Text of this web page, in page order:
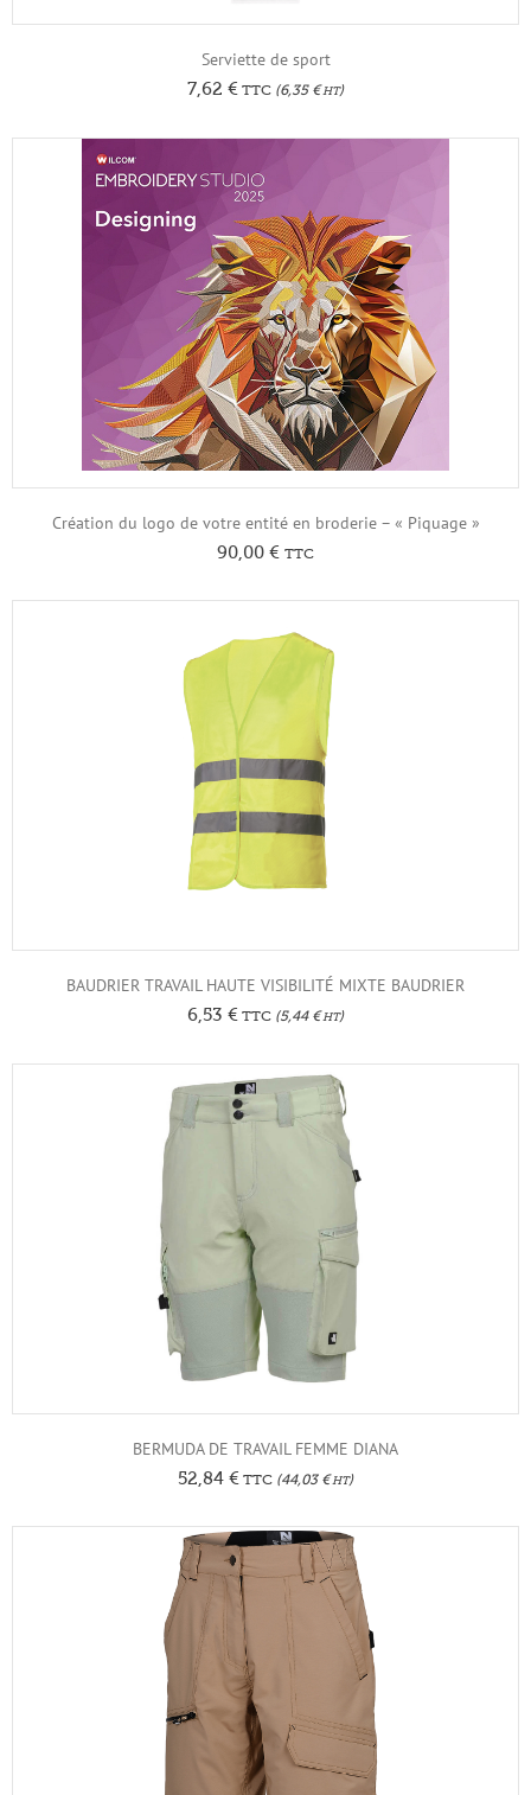
Serviette de sport
7,62 € TTC (6,35 €HT)
Création du logo de votre entité en broderie – « Piquage »
90,00 € TTC
BAUDRIER TRAVAIL HAUTE VISIBILITÉ MIXTE BAUDRIER
6,53 € TTC (5,44 €HT)
BERMUDA DE TRAVAIL FEMME DIANA
52,84 € TTC (44,03 €HT)